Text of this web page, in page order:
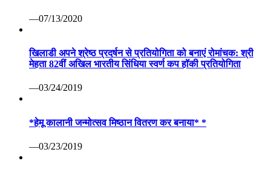
—07/13/2020
खिलाडी अपने श्रेष्ठ प्रदर्षन से प्रतियोगिता को बनाएं रोमांचक: श्री
मेहता 82वीं अखिल भारतीय सिंधिया स्वर्ण कप हॉकी प्रतियोगिता
—03/24/2019
*हेमू कालानी जन्मोत्सव मिष्ठान वितरण कर बनाया* *
—03/23/2019